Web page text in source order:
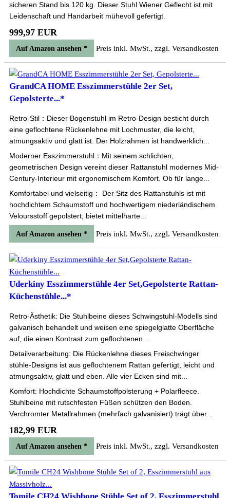
sicheren Stand bis 120 kg. Dieser Stuhl Wiener Geflecht ist mit
Leidenschaft und Handarbeit mühevoll gefertigt.
999,97 EUR
Auf Amazon ansehen * Preis inkl. MwSt., zzgl. Versandkosten
GrandCA HOME Esszimmerstühle 2er Set,
Gepolsterte...*
Retro-Stil：Dieser Bogenstuhl im Retro-Design besticht durch
eine geflochtene Rückenlehne mit Lochmuster, die leicht,
atmungsaktiv und glatt ist. Der Holzrahmen ist handwerklich...
Moderner Esszimmerstuhl：Mit seinem schlichten,
geometrischen Design vereint dieser Rattanstuhl modernes Mid-
Century-Interieur mit ergonomischem Komfort. Ob für lange...
Komfortabel und vielseitig： Der Sitz des Rattanstuhls ist mit
hochdichtem Schaumstoff und hochwertigem niederländischem
Veloursstoff gepolstert, bietet mittelharte...
Auf Amazon ansehen * Preis inkl. MwSt., zzgl. Versandkosten
Uderkiny Esszimmerstühle 4er Set,Gepolsterte Rattan-
Küchenstühle...*
Retro-Ästhetik: Die Stuhlbeine dieses Schwingstuhl-Modells sind
galvanisch behandelt und weisen eine spiegelglatte Oberfläche
auf, die einen Kontrast zum geflochtenen...
Detailverarbeitung: Die Rückenlehne dieses Freischwinger
stühle-Designs ist aus geflochtenem Rattan gefertigt, leicht und
atmungsaktiv, glatt und eben. Alle vier Ecken sind mit...
Komfort: Hochdichte Schaumstoffpolsterung + Polarfleece.
Stuhlbeine mit rutschfesten Füßen schützen den Boden.
Verchromter Metallrahmen (mehrfach galvanisiert) trägt über...
182,99 EUR
Auf Amazon ansehen * Preis inkl. MwSt., zzgl. Versandkosten